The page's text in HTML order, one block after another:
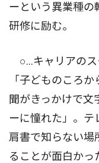
ーという異業種の
研修に励む。
○…キャリアのス
「子どものころ
聞がきっかけで文
ーに憧れた」。テ
肩書で知らない場
ることが面白かっ